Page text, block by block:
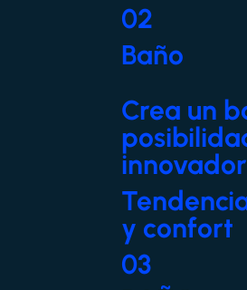
02
Baño
Crea un
y confort
03